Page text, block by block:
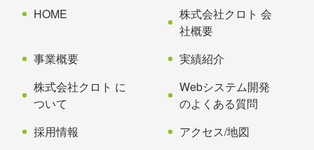
HOME
株式会社クロト 会
社概要
事業概要
実績紹介
株式会社クロト に
ついて
Webシステム開発
のよくある質問
採用情報
アクセス/地図